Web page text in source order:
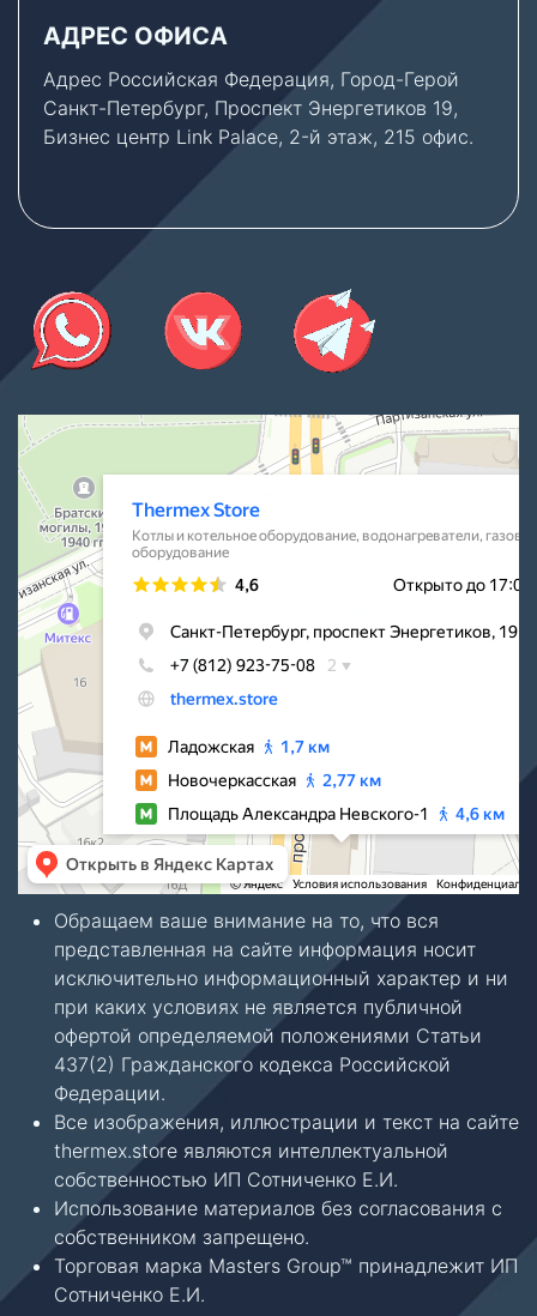
АДРЕС ОФИСА
Адрес Российская Федерация, Город-Герой
Санкт-Петербург, Проспект Энергетиков 19,
Бизнес центр Link Palace, 2-й этаж, 215 офис.
Thermex Store
Котлы и котельное оборудование в Санкт‑Петербурге
Водонагреватели в Санкт‑Петербурге
Обращаем ваше внимание на то, что вся
представленная на сайте информация носит
исключительно информационный характер и ни
при каких условиях не является публичной
офертой определяемой положениями Статьи
437(2) Гражданского кодекса Российской
Федерации.
Все изображения, иллюстрации и текст на сайте
thermex.store являются интеллектуальной
собственностью ИП Сотниченко Е.И.
Использование материалов без согласования с
собственником запрещено.
Торговая марка Masters Group™ принадлежит ИП
Сотниченко Е.И.